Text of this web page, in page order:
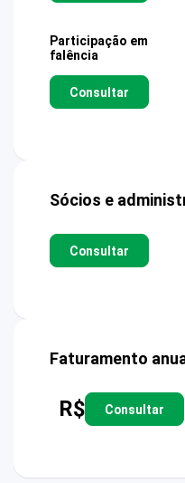
Participação em
falência
Consultar
Sócios e
Consultar
Faturamento
R$ Consultar